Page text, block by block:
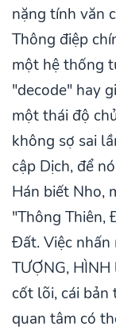
nặng tính văn
Thông điệp
một hệ thống
"decode" hay
một thái độ
không sợ sai
cập Dịch, để
Hán biết Nho,
"Thông Thiên,
Đất. Việc nhấn
TƯỢNG,
cốt lõi, cái bản
quan tâm có